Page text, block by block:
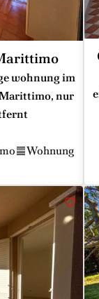
wohnung im
nur
Wohnung